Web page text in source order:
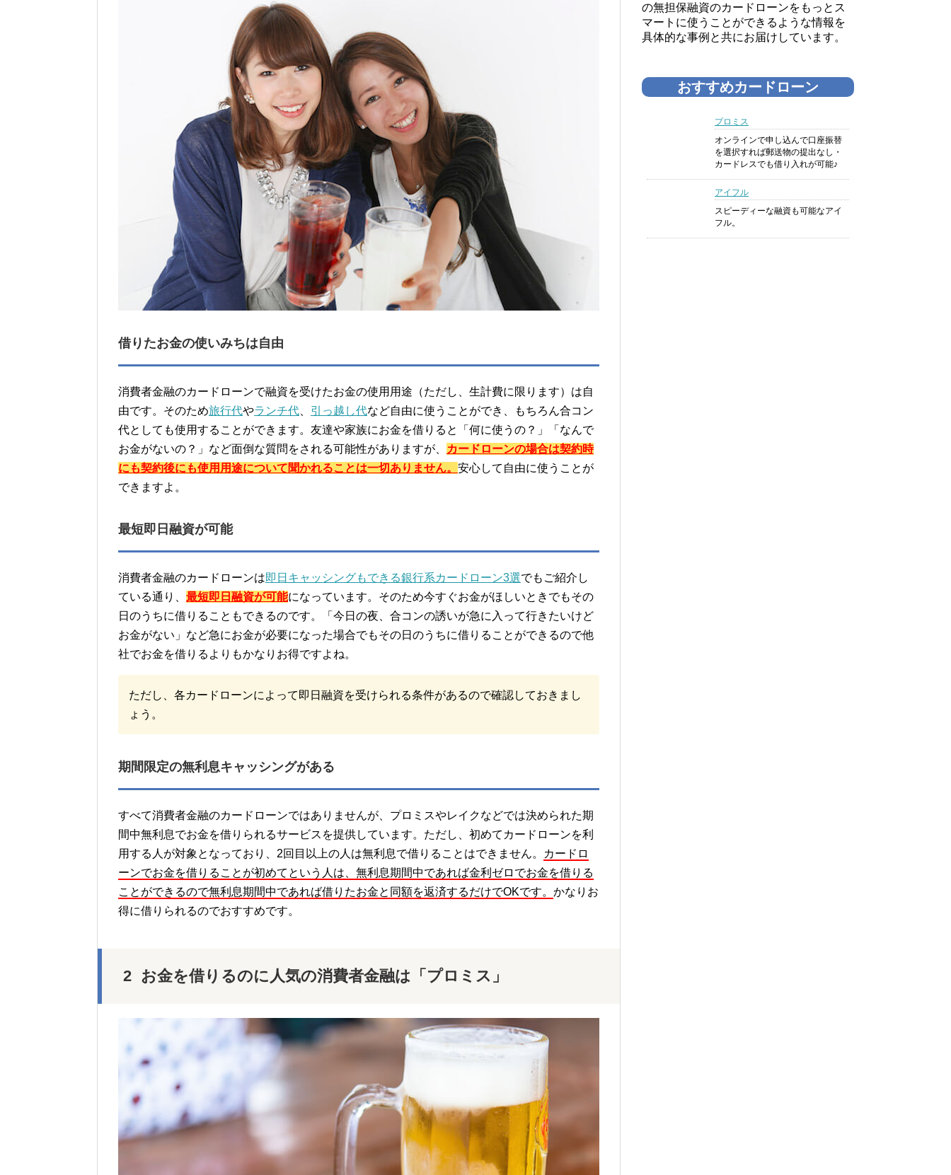
借りたお金の使いみちは自由
消費者金融のカードローンで融資を受けたお金の使用用途（ただし、生計費に限ります）は自
由です。そのため旅行代やランチ代 引っ越し代など自由に使うことができ、もちろん合コン
代としても使用することができます。友達や家族にお金を借りると「何に使うの？」「なんで
お金がないの？」など面倒な質問をされる可能性がありますが、
カードローンの場合は契約時
にも契約後にも使用用途について聞かれることは一切ありません。 安心して自由に使うことが
できますよ。
最短即日融資が可能
消費者金融のカードローンは即日キャッシングもできる銀行系カードローン3選でもご紹介し
ている通り、 最短即日融資が可能になっています。そのため今すぐお金がほしいときでもその
日のうちに借りることもできるのです。「今日の夜、合コンの誘いが急に入って行きたいけど
お金がない」など急にお金が必要になった場合でもその日のうちに借りることができるので他
社でお金を借りるよりもかなりお得ですよね。
ただし、各カードローンによって即日融資を受けられる条件があるので確認しておきまし
ょう。
期間限定の無利息キャッシングがある
すべて消費者金融のカードローンではありませんが、プロミスやレイクなどでは決められた期
間中無利息でお金を借りられるサービスを提供しています。ただし、初めてカードローンを利
用する人が対象となっており、2回目以上の人は無利息で借りることはできません。
カードロ
ーンでお金を借りることが初めてという人は、無利息期間中であれば金利ゼロでお金を借りる
ことができるので無利息期間中であれば借りたお金と同額を返済するだけでOKです。 かなりお
得に借りられるのでおすすめです。
お金を借りるのに人気の消費者金融は「プロミス」
の無担保融資のカードローンをもっとス
マートに使うことができるような情報を
具体的な事例と共にお届けしています。
おすすめカードローン
プロミス
オンラインで申し込んで口座振替
を選択すれば郵送物の提出なし・
カードレスでも借り入れが可能♪
アイフル
スピーディーな融資も可能なアイ
フル。